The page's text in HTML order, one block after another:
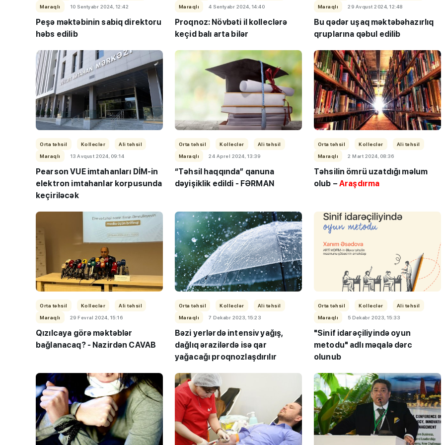
Maraqlı
10 Sentyabr 2024, 12:42
Peşə məktəbinin sabiq direktoru
həbs edilib
Maraqlı
4 Sentyabr 2024, 14:40
Proqnoz: Növbəti il kolleclərə
keçid balı arta bilər
Maraqlı
29 Avqust 2024, 12:48
Bu qədər uşaq məktəbəhazırlıq
qruplarına qəbul edilib
Orta təhsil Kolleclər
Ali təhsil
Maraqlı
13 Avqust 2024, 09:14
Pearson VUE imtahanları DİM-in
elektron imtahanlar korpusunda
keçiriləcək
Orta təhsil Kolleclər
Ali təhsil
Maraqlı
24 Aprel 2024, 13:39
“Təhsil haqqında” qanuna
dəyişiklik edildi - FƏRMAN
Orta təhsil Kolleclər
Ali təhsil
Maraqlı
2 Mart 2024, 08:36
Təhsilin ömrü uzatdığı məlum
olub –Araşdırma
Orta təhsil Kolleclər
Ali təhsil
Maraqlı
29 Fevral 2024, 15:16
Qızılcaya görə məktəblər
bağlanacaq? - Nazirdən CAVAB
Orta təhsil Kolleclər
Ali təhsil
Maraqlı
7 Dekabr 2023, 15:23
Bəzi yerlərdə intensiv yağış,
dağlıq ərazilərdə isə qar
yağacağı proqnozlaşdırılır
Orta təhsil Kolleclər
Ali təhsil
Maraqlı
5 Dekabr 2023, 15:33
"Sinif idarəçiliyində oyun
metodu" adlı məqalə dərc
olunub
“Həftənin təhsil icmalı”- MİQ,
lisey seçimi, bağçalar və qəbul
imtahanları...
"Həftənin təhsil icmalı": Qəbul
marafonu başa çatdı,
müəllimlərin nəticələri dəyişdi...
TİF “Maarifçi” tələbə-
məzunlarla görüş keçirib
"3-5 balı çatmadığı üçün
gələcəyin həkimi kimya
müəllimi olur"